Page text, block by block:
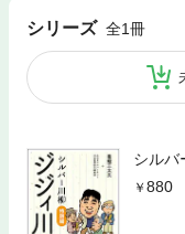
シリーズ 全1冊
シル
880